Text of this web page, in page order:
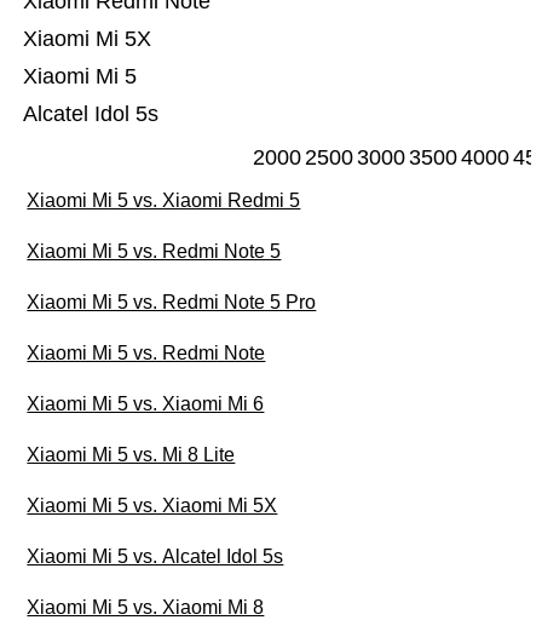
Alcatel Idol 5s
Xiaomi Mi 5
Xiaomi Mi 5X
20002500300035004000
Xiaomi Mi 5 vs. Xiaomi Redmi 5
Xiaomi Mi 5 vs. Redmi Note 5
Xiaomi Mi 5 vs. Redmi Note 5 Pro
Xiaomi Mi 5 vs. Redmi Note
Xiaomi Mi 5 vs. Xiaomi Mi 6
Xiaomi Mi 5 vs. Mi 8 Lite
Xiaomi Mi 5 vs. Xiaomi Mi 5X
Xiaomi Mi 5 vs. Alcatel Idol 5s
Xiaomi Mi 5 vs. Xiaomi Mi 8